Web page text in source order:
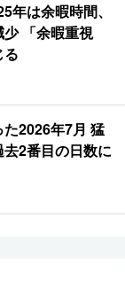
年は余暇時間、
「余暇重視
る
2026年7月 猛
2番目の日数に